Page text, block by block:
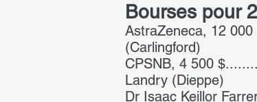
Bourses pour
AstraZeneca, 12
(Carlingford)
CPSNB, 4 500
Landry (Dieppe)
Dr Isaac Keillor